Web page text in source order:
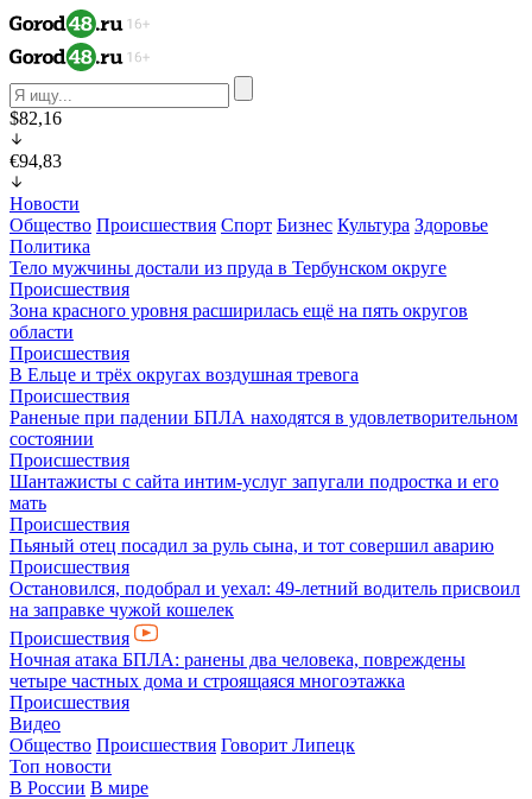
$82,16
€94,83
Новости
Общество Происшествия Спорт Бизнес Культура Здоровье
Политика
Тело мужчины достали из пруда в Тербунском округе
Происшествия
Зона красного уровня расширилась ещё на пять округов
области
Происшествия
В Ельце и трёх округах воздушная тревога
Происшествия
Раненые при падении БПЛА находятся в удовлетворительном
состоянии
Происшествия
Шантажисты с сайта интим-услуг запугали подростка и его
мать
Происшествия
Пьяный отец посадил за руль сына, и тот совершил аварию
Происшествия
Остановился, подобрал и уехал: 49-летний водитель присвоил
на заправке чужой кошелек
Происшествия
Ночная атака БПЛА: ранены два человека, повреждены
четыре частных дома и строящаяся многоэтажка
Происшествия
Видео
Общество Происшествия Говорит Липецк
Топ новости
В России В мире